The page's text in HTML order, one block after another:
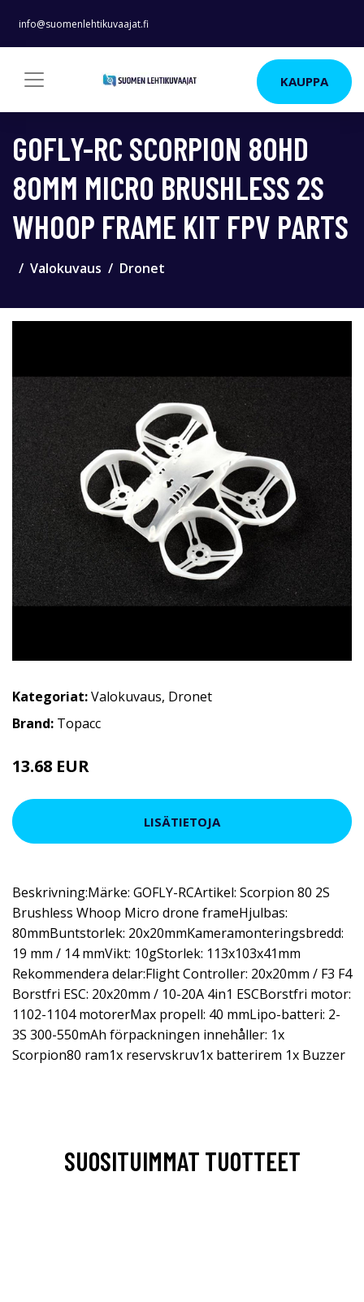
info@suomenlehtikuvaajat.fi
KAUPPA
GOFLY-RC SCORPION 80HD
80MM MICRO BRUSHLESS 2S
WHOOP FRAME KIT FPV PARTS
Valokuvaus Dronet
Kategoriat:Valokuvaus, Dronet
Brand: Topacc
13.68 EUR
LISÄTIETOJA
Beskrivning:Märke: GOFLY-RCArtikel: Scorpion 80 2S
Brushless Whoop Micro drone frameHjulbas:
80mmBuntstorlek: 20x20mmKameramonteringsbredd:
19 mm / 14 mmVikt: 10gStorlek: 113x103x41mm
Rekommendera delar:Flight Controller: 20x20mm / F3 F4
Borstfri ESC: 20x20mm / 10-20A 4in1 ESCBorstfri motor:
1102-1104 motorerMax propell: 40 mmLipo-batteri: 2-
3S 300-550mAh förpackningen innehåller: 1x
Scorpion80 ram1x reservskruv1x batterirem 1x Buzzer
SUOSITUIMMAT TUOTTEET